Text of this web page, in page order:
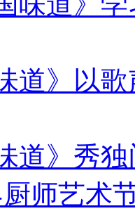
道》以
道》秀
师艺术